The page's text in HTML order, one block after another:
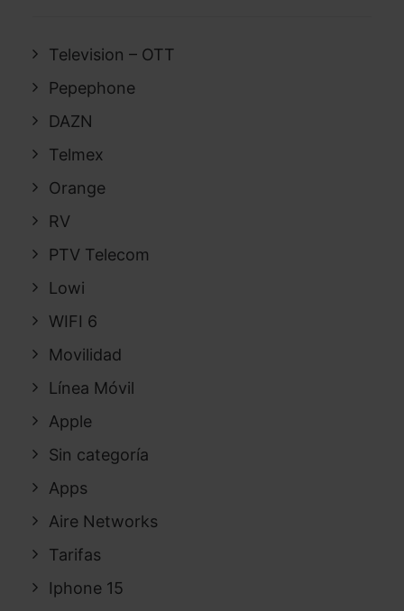
Television – OTT
Pepephone
DAZN
Telmex
Orange
RV
PTV Telecom
Lowi
WIFI 6
Movilidad
Línea Móvil
Apple
Sin categoría
Apps
Aire Networks
Tarifas
Iphone 15